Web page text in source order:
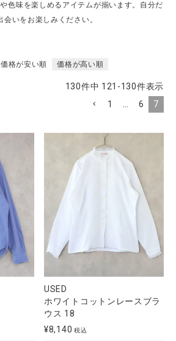
新規会員登録
色味を楽しめるアイテムが揃います。自分だ
会いをお楽しみください。
価格が安い順 価格が高い順
130件中 121 -130件表示
1
6 7
USED
ホワイトコットンレースブラ
ウス 18
¥8,140 税込